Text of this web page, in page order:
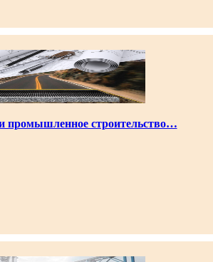
промышленное строительство…